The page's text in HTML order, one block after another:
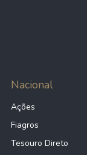
Nacional
Ações
Fiagros
Tesouro Direto